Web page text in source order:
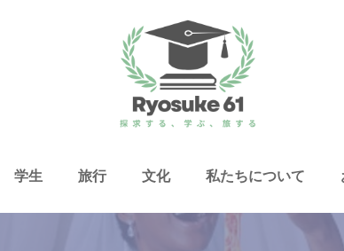
学生 旅行 文化 私たちについて